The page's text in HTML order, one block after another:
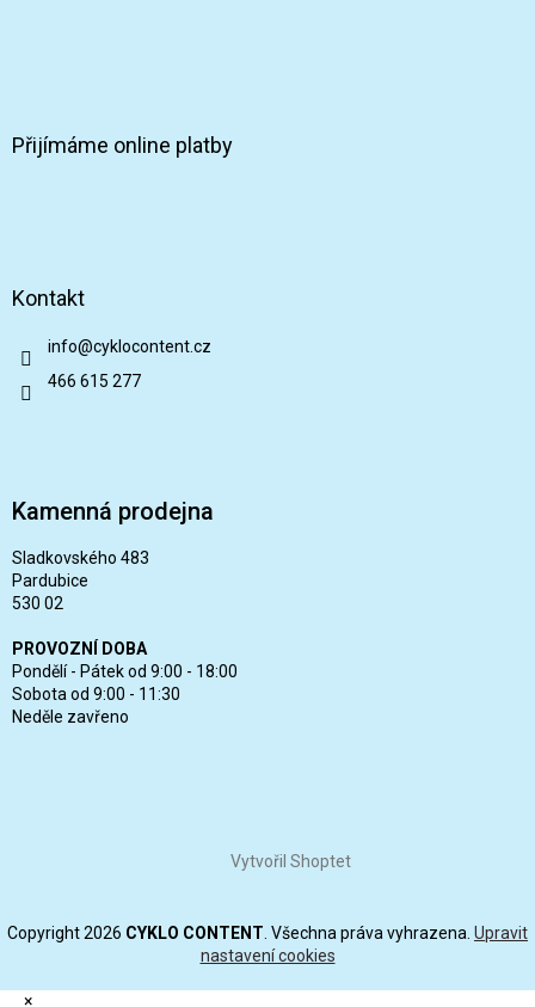
Přijímáme online platby
Kontakt
info@cyklocontent.cz
466 615 277
Kamenná prodejna
Sladkovského 483
Pardubice
530 02
PROVOZNÍ DOBA
Pondělí - Pátek od 9:00 - 18:00
Sobota od 9:00 - 11:30
Neděle zavřeno
Vytvořil Shoptet
Copyright 2026 CYKLO CONTENT . Všechna práva vyhrazena. Upravit
nastavení cookies
×